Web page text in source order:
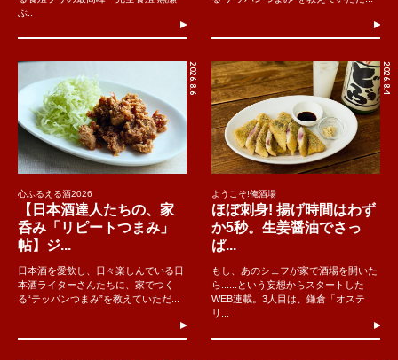
ぶ..
2026.8.6
心ふるえる酒2026
【日本酒達人たちの、家
呑み「リピートつまみ」
帖】ジ...
日本酒を愛飲し、日々楽しんでいる日
本酒ライターさんたちに、家でつく
る“テッパンつまみ”を教えていただ...
2026.8.4
ようこそ!俺酒場
ほぼ刺身! 揚げ時間はわず
か5秒。生姜醤油でさっ
ぱ...
もし、あのシェフが家で酒場を開いた
ら......という妄想からスタートした
WEB連載。3人目は、鎌倉「オステ
リ...